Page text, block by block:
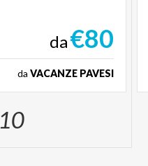
da€80
da VACANZE PAVESI
10